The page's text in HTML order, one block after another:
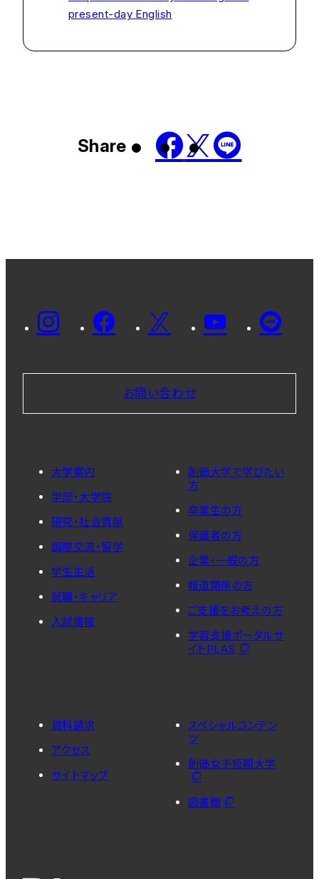
present-day English
Share
お問い合わせ
大学案内
学部・大学院
研究・社会貢献
国際交流・留学
学生生活
就職・キャリア
入試情報
創価大学で学びたい
方
卒業生の方
保護者の方
企業・一般の方
報道関係の方
ご支援をお考えの方
学習支援ポータルサ
イトPLAS
資料請求
アクセス
サイトマップ
スペシャルコンテン
ツ
創価女子短期大学
図書館